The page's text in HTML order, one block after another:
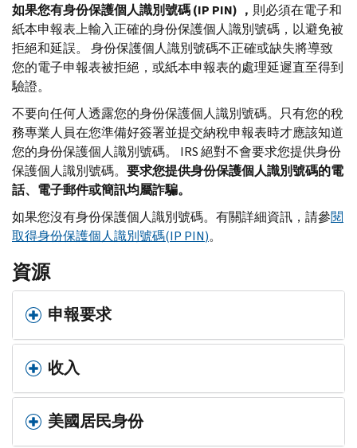
如果您有身份保護個人識別號碼 (IP PIN) ， 則必須在電子和
紙本申報表上輸入正確的身份保護個人識別號碼，以避免被
拒絕和延誤。 身份保護個人識別號碼不正確或缺失將導致
您的電子申報表被拒絕，或紙本申報表的處理延遲直至得到
驗證。
不要向任何人透露您的身份保護個人識別號碼。只有您的稅
務專業人員在您準備好簽署並提交納稅申報表時才應該知道
您的身份保護個人識別號碼。 IRS絕對不會要求您提供身份
保護個人識別號碼。 要求您提供身份保護個人識別號碼的電
話、電子郵件或簡訊均屬詐騙。
如果您沒有身份保護個人識別號碼。有關詳細資訊，請參閱
取得身份保護個人識別號碼(IP PIN)。
資源
申報要求
收入
美國居民身份